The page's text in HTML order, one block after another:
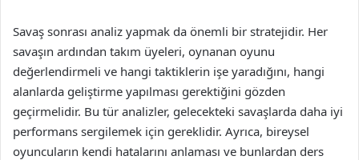
Savaş sonrası analiz yapmak da önemli bir stratejidir. Her
savaşın ardından takım üyeleri, oynanan oyunu
değerlendirmeli ve hangi taktiklerin işe yaradığını, hangi
alanlarda geliştirme yapılması gerektiğini gözden
geçirmelidir. Bu tür analizler, gelecekteki savaşlarda daha iyi
performans sergilemek için gereklidir. Ayrıca, bireysel
oyuncuların kendi hatalarını anlaması ve bunlardan ders